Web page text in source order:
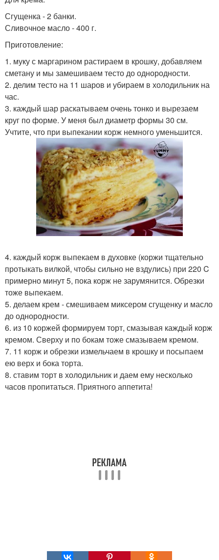
Сгущенка - 2 банки.
Сливочное масло - 400 г.
Приготовление:
1. муку с маргарином растираем в крошку, добавляем
сметану и мы замешиваем тесто до однородности.
2. делим тесто на 11 шаров и убираем в холодильник на
час.
3. каждый шар раскатываем очень тонко и вырезаем
круг по форме. У меня был диаметр формы 30 см.
Учтите, что при выпекании корж немного уменьшится.
4. каждый корж выпекаем в духовке (коржи тщательно
протыкать вилкой, чтобы сильно не вздулись) при 220 C
примерно минут 5, пока корж не зарумянится. Обрезки
тоже выпекаем.
5. делаем крем - смешиваем миксером сгущенку и масло
до однородности.
6. из 10 коржей формируем торт, смазывая каждый корж
кремом. Сверху и по бокам тоже смазываем кремом.
7. 11 корж и обрезки измельчаем в крошку и посыпаем
ею верх и бока торта.
8. ставим торт в холодильник и даем ему несколько
часов пропитаться. Приятного аппетита!